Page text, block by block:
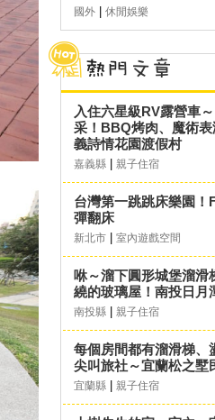
國外 休閒娛樂
入住六星級RV露營車
采！BBQ烤肉、魔術
義詩情花園渡假村
嘉義縣 親子住宿
台灣第一跳跳床樂園！
彈翻床
新北市 室內遊戲空間
咻～溜下圓形城堡溜滑
繞的玻璃屋！南投日月
南投縣 親子住宿
每個房間都有溜滑梯、
尖叫旅社～宜蘭松之墅
宜蘭縣 親子住宿